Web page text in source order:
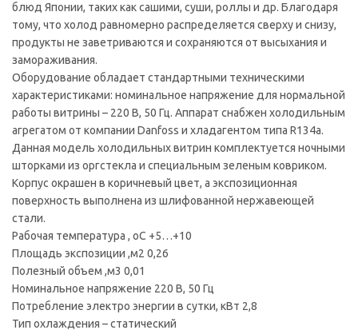
блюд Японии, таких как сашими, суши, роллы и др. Благодаря
тому, что холод равномерно распределяется сверху и снизу,
продукты не заветриваются и сохраняются от высыхания и
замораживания.
Оборудование обладает стандартными техническими
характеристиками: номинальное напряжение для нормальной
работы витрины – 220 В, 50 Гц. Аппарат снабжен холодильным
агрегатом от компании Danfoss и хладагентом типа R134a.
Данная модель холодильных витрин комплектуется ночными
шторками из оргстекла и специальным зеленым ковриком.
Корпус окрашен в коричневый цвет, а экспозиционная
поверхность выполнена из шлифованной нержавеющей
стали.
Рабочая температура , оС +5…+10
Площадь экспозиции ,м2 0,26
Полезный объем ,м3 0,01
Номинальное напряжение 220 В, 50 Гц
Потребление электро энергии в сутки, кВт 2,8
Тип охлаждения – статический